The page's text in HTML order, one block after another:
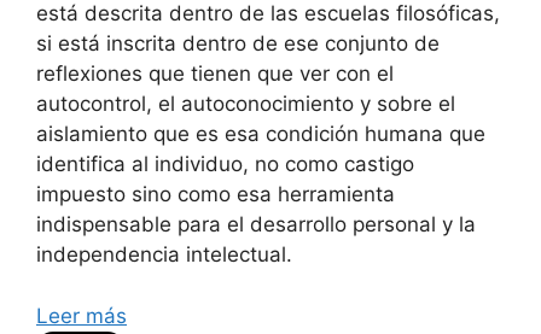
está descrita dentro de las escuelas filosóficas,
si está inscrita dentro de ese conjunto de
reflexiones que tienen que ver con el
autocontrol, el autoconocimiento y sobre el
aislamiento que es esa condición humana que
identifica al individuo, no como castigo
impuesto sino como esa herramienta
indispensable para el desarrollo personal y la
independencia intelectual.
Leer más